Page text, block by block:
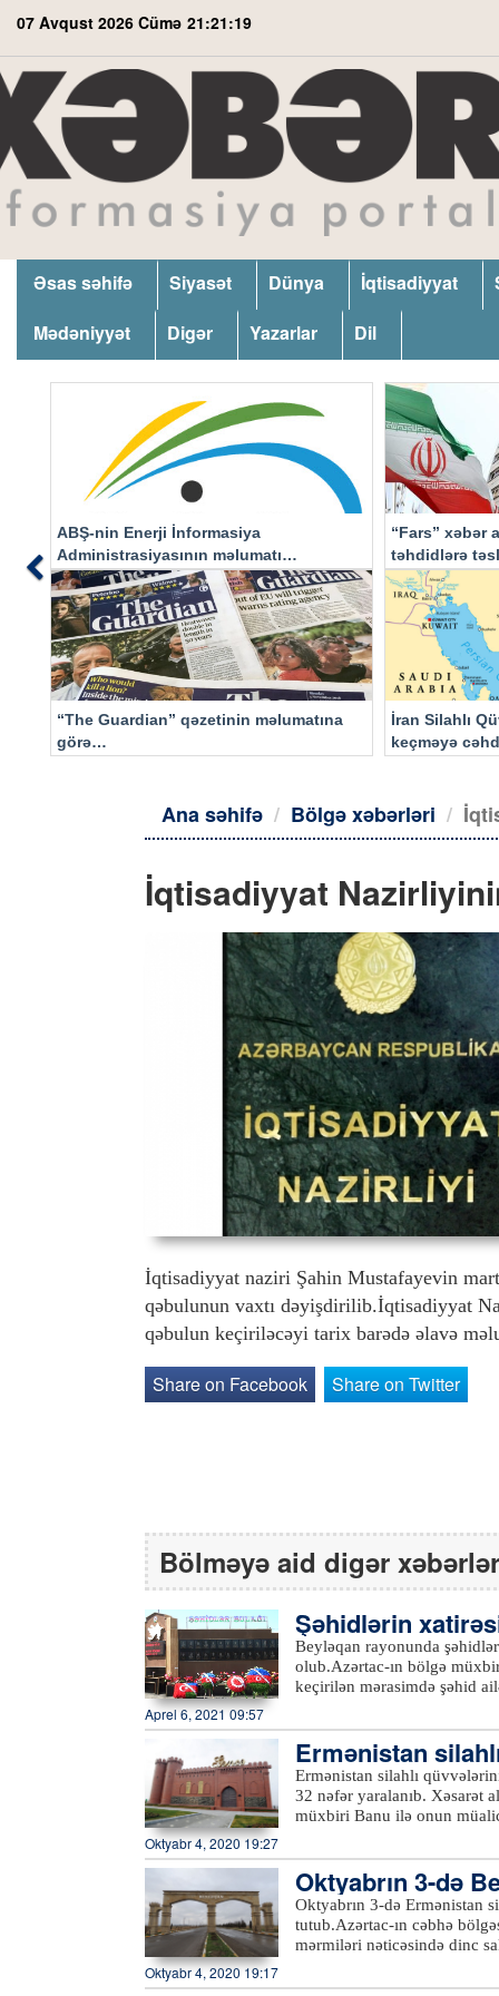
07 Avqust 2026 Cümə 21:21:20
Əsas səhifə Siyasət Dünya İqtisadiyyat
Mədəniyyət
Digər Yazarlar Dil
ABŞ-nin Enerji İnformasiya
Administrasiyasının məlumatı
əsasında…
“Fars” xəbər
təhdidlərə
“The Guardian” qəzetinin məlumatına
görə…
İran Silahlı
keçməyə
Previous
Ana səhifə Bölgə xəbərləri
İqtisadiyyat
İqtisadiyyat naziri Şahin Mustafayevin
qəbulunun vaxtı dəyişdirilib.İqtisadiyyat
qəbulun keçiriləcəyi tarix barədə əlavə
Share on Facebook Share on Twitter
Bölməyə aid digər xəbərlər
Şəhidlərin
şı olub
Beyləqan rayonunda
olub.Azərtac-ın bölgə
keçirilən mərasimdə şəhid
kimi düşən Vətən
şanlı Qələbədən, şəhidlərin
danışılıb.Şəhidlərin
olunub, həm Birinci, həm
Ermənistan silahlı bölmələri
dünyasını dəyişən dinc
Aprel 6, 2021 09:57
Ermənistan
ə tutublar
Ermənistan silahlı
32 nəfər yaralanıb. Xəsarət
müxbiri Banu ilə onun
idik. Qardaşım, anam,
yaralandım”.Qeyd edək ki,
1949-cu il tarixli Cenevrə
Təhlükəsizlik Şurasının
aparıldığı bölgəyə
əhalisinin sıx yaşadığı
Oktyabr 4, 2020 19:27
Oktyabrın 3-də
utulub
Oktyabrın 3-də Ermənistan
tutub.Azərtac-ın cəbhə
mərmiləri nəticəsində dinc
bacısı 1998-ci il təvəllüdlü
Oktyabr 4, 2020 19:17